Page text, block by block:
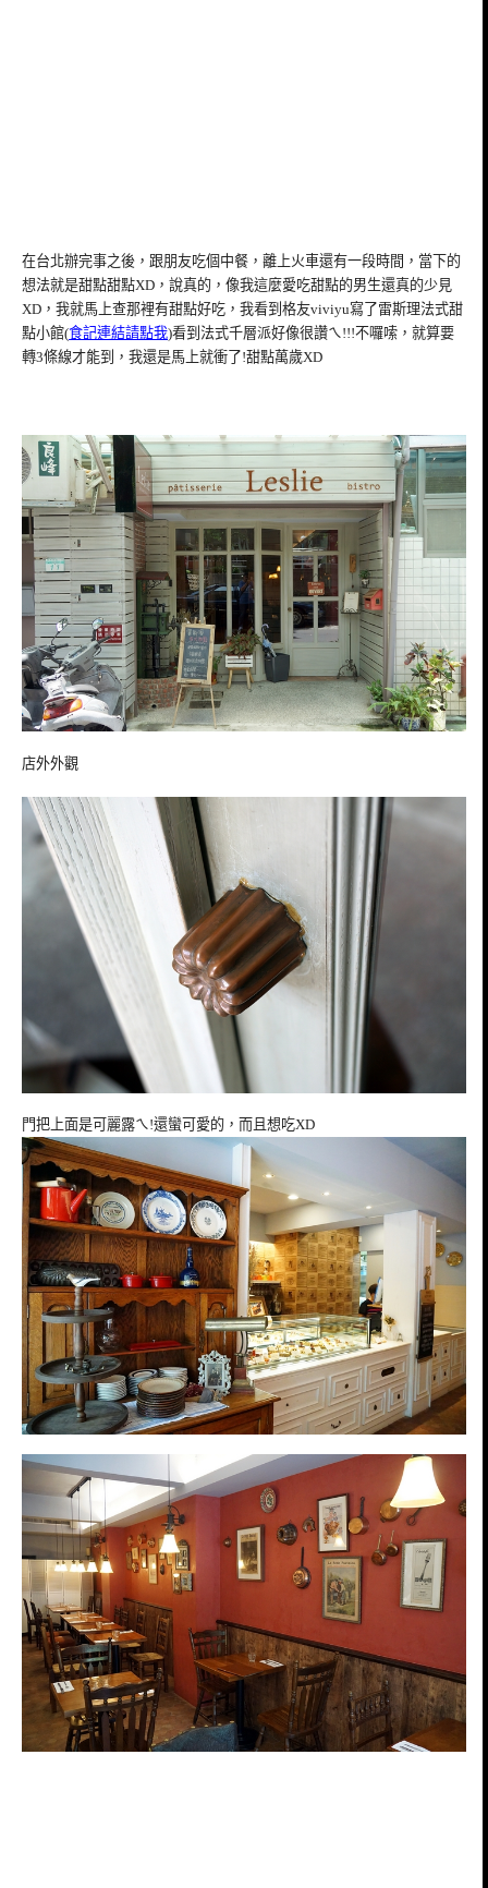
在台北辦完事之後，跟朋友吃個中餐，離上火車還有一段時間，當下的
想法就是甜點甜點XD，說真的，像我這麼愛吃甜點的男生還真的少見
XD，我就馬上查那裡有甜點好吃，我看到格友viviyu寫了雷斯理法式甜
點小館(食記連結請點我)看到法式千層派好像很讚ㄟ!!!不囉嗦，就算要
轉3條線才能到，我還是馬上就衝了!甜點萬歲XD
店外外觀
門把上面是可麗露ㄟ!還蠻可愛的，而且想吃XD